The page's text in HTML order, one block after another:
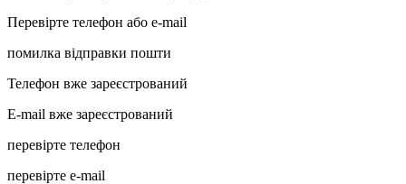
Перевірте телефон або e-mail
помилка відправки пошти
Телефон вже зареєстрований
E-mail вже зареєстрований
перевірте телефон
перевірте e-mail